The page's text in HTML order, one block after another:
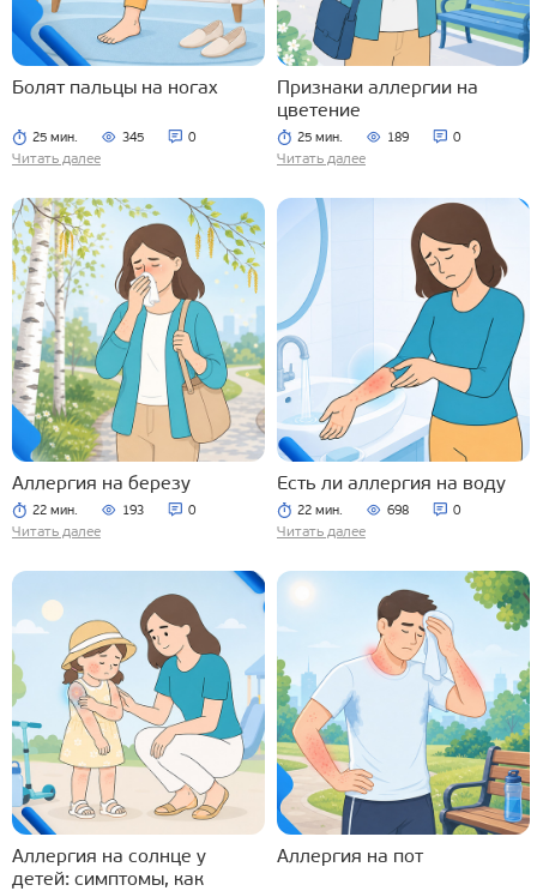
Болят пальцы на ногах
25 мин. 345 0
Читать далее
Признаки аллергии на
цветение
25 мин. 189 0
Читать далее
Аллергия на березу
22 мин. 193 0
Читать далее
Есть ли аллергия на воду
22 мин. 698 0
Читать далее
Аллергия на солнце у
детей: симптомы, как
Аллергия на пот